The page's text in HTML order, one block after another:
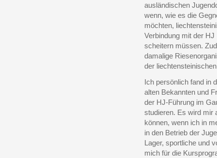
ausländischen
wenn, wie es die
möchten,
Verbindung mit der
scheitern müssen.
damalige
der
Ich persönlich fand in
alten Bekannten und
der HJ-Führung im
studieren. Es wird mir
können, wenn ich in
in den Betrieb der
Lager, sportliche und
mich für die